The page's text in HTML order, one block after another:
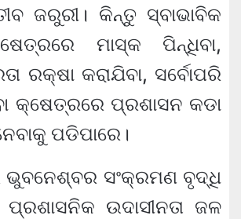
ଜରୁରୀ। କିନ୍ତୁ ସ୍ବାଭାବିକ
ମାସ୍କ ପିନ୍ଧିବା,
ରକ୍ଷା କରାଯିବା, ସର୍ବୋପରି
କ୍ଷେତ୍ରରେ ପ୍ରଶାସନ କଡା
ପଡିପାରେ।
ସଂକ୍ରମଣ ବୃଦ୍ଧି
ଉଦାସୀନତା ଜଳ